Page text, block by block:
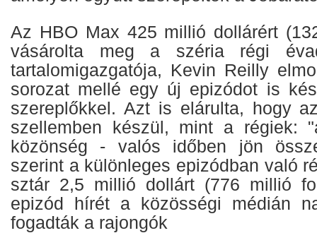
Az HBO Max 425 millió dollárért
vásárolta meg a széria régi
tartalomigazgatója, Kevin Reilly
sorozat mellé egy új epizódot is
szereplőkkel. Azt is elárulta, hogy
szellemben készül, mint a régiek:
közönség - valós időben jön
szerint a különleges epizódban való
sztár 2,5 millió dollárt (776 millió
epizód hírét a közösségi médián
fogadták a rajongók